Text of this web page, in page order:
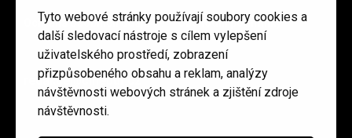
Tyto webové stránky používají soubory cookies a
další sledovací nástroje s cílem vylepšení
uživatelského prostředí, zobrazení
přizpůsobeného obsahu a reklam, analýzy
návštěvnosti webových stránek a zjištění zdroje
návštěvnosti.
Ochrana osobních údajů / Obchodní podmínky
redakce@cinepur.cz